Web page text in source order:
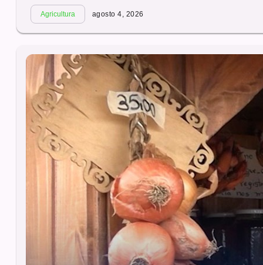
Agricultura agosto 4, 2026